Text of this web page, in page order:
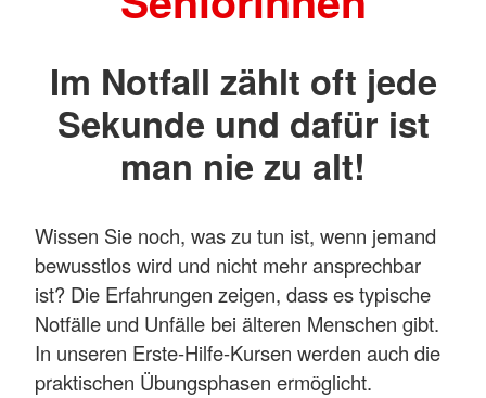
Im Notfall zählt oft jede
Sekunde und dafür ist
man nie zu alt!
Wissen Sie noch, was zu tun ist, wenn jemand
bewusstlos wird und nicht mehr ansprechbar
ist? Die Erfahrungen zeigen, dass es typische
Notfälle und Unfälle bei älteren Menschen gibt.
In unseren Erste-Hilfe-Kursen werden auch die
praktischen Übungsphasen ermöglicht.